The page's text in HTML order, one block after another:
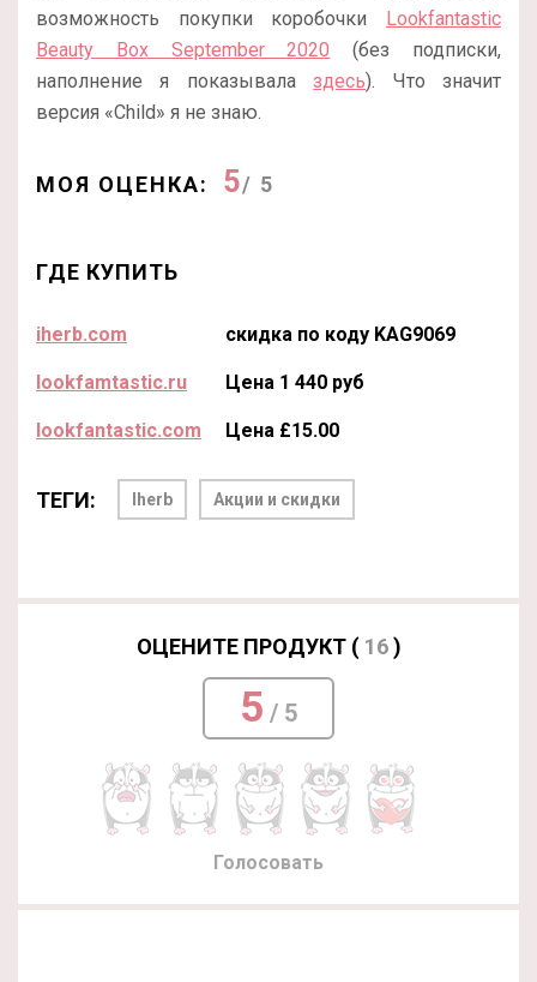
возможность покупки коробочки Lookfantastic
Beauty Box September 2020 (без подписки,
наполнение я показывалаздесь). Что значит
версия «Child» я не знаю.
МОЯ ОЦЕНКА: 5/ 5
ГДЕ КУПИТЬ
iherb.com скидка по коду KAG9069
lookfamtastic.ru Цена 1 440 руб
lookfantastic.com Цена £15.00
ТЕГИ: Iherb Акции и скидки
ОЦЕНИТЕ ПРОДУКТ ( 16)
5 / 5
Голосовать